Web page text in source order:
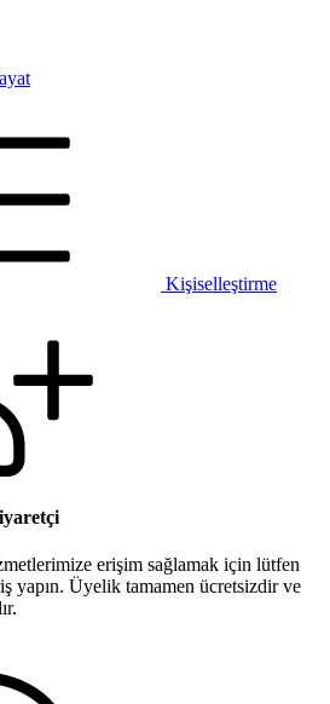
Kişiselleştirme
erişim sağlamak için lütfen
yapın. Üyelik tamamen ücretsizdir ve